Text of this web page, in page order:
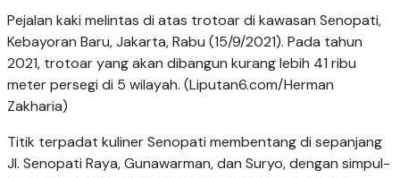
Pejalan kaki melintas di atas trotoar di kawasan Senopati,
Kebayoran Baru, Jakarta, Rabu (15/9/2021). Pada tahun
2021, trotoar yang akan dibangun kurang lebih 41 ribu
meter persegi di 5 wilayah. (Liputan6.com/Herman
Zakharia)
Titik terpadat kuliner Senopati membentang di sepanjang
Jl. Senopati Raya, Gunawarman, dan Suryo, dengan simpul-